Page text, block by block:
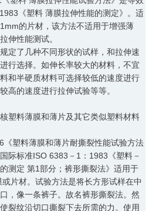
《塑料 薄膜拉伸性能的测定》。适
的片材，该方法不适用于增强薄
伸性能测试。
了几种不同形状的试样，和拉伸速
行选择。如伸长率较大的材料，不宜
和半硬质材料可选择较低的速度进行
高的速度进行拉伸试验等等。
料薄膜和薄片及其它类似塑料材料
塑料薄膜和薄片耐撕裂性能试验方法
际标准ISO 6383－1：1983《塑料－
测定 第1部分；裤形撕裂法》适用于
片材。试验方法是将长方形试样在中
，像一条裤子。故名裤形撕裂法。然
裂纹沿切口撕裂下去所需的力。使用